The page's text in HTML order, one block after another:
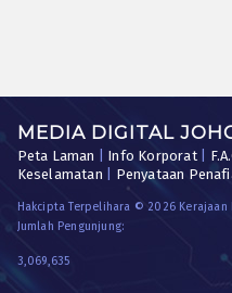
MEDIA DIGITAL
Peta Laman Info Korporat|
Keselamatan
Penyataan
Hakcipta Terpelihara © 2026 Kerajaan
Jumlah Pengunjung:
3,069,635